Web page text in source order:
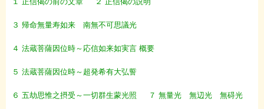
３ 帰命無量寿如来 南無不可思議光
４ 法蔵菩薩因位時～応信如来如実言 概要
５ 法蔵菩薩因位時～超発希有大弘誓
６ 五劫思惟之摂受～一切群生蒙光照 ７ 無量光 無辺光 無碍光